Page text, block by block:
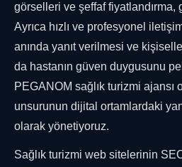
görselleri ve şeffaf fiyatlandırma,
Ayrıca hızlı ve profesyonel
anında yanıt verilmesi ve
da hastanın güven duygusunu
PEGANOM sağlık turizmi
unsurunun dijital ortamlardaki
olarak yönetiyoruz.
Sağlık turizmi web sitelerinin